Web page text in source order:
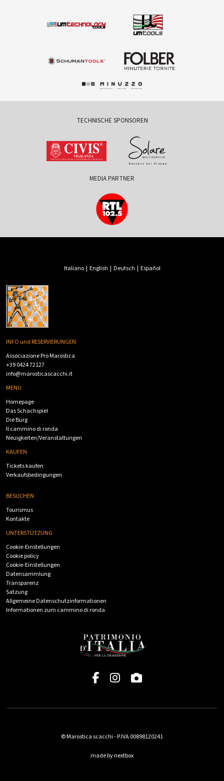
TECHNISCHE SPONSOREN
MEDIA PARTNER
Italiano| English | Deutsch | Español
INFO und RESERVIERUNGEN
Associazione Pro Marostica
+39 0424 72127
info@marosticascacchi.it
MENU
Homepage
Das Schachspiel
Die Burg
Il cammino di ronda
Neuigkeiten/Veranstaltungen
KAUFEN
Tickets kaufen
Verkaufsbedingungen
BESUCHEN
Tourismus
Kontakte
UNTERSTÜTZUNG
Cookie-Einstellungen
Cookie policy
Cookie-Einstellungen
Datensammlung
Transparenz
Satzung
Allgemeine Datenschutzinformationen
Informationen zum cammino di ronda
© Marostica scacchi - P.IVA 00898120241
made by nextbox